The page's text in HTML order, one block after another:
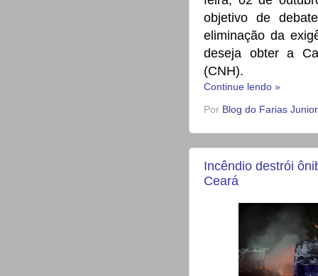
objetivo de
eliminação da
deseja obter a
(CNH).
Continue lendo »
Por Blog do Farias Junior
Incêndio destrói
Ceará